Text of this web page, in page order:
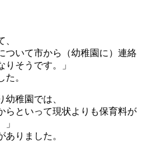
ついて市から（幼稚園に）連絡
りそうです。」
た。
稚園では、
らといって現状よりも保育料が
ありました。